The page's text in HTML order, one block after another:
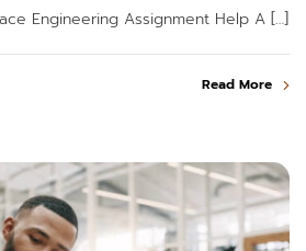
Engineering Assignment Help A […]
Read More